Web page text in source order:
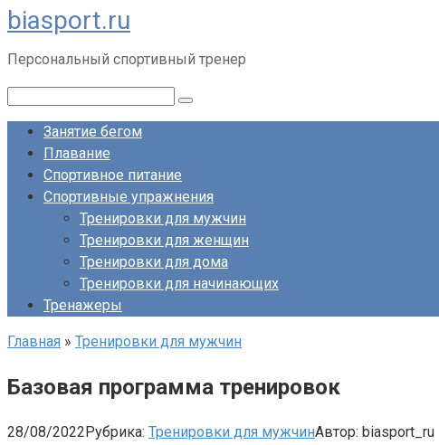
Перейти
к
контенту
biasport.ru
Персональный спортивный тренер
Занятие бегом
Плавание
Спортивное питание
Спортивные упражнения
Тренировки для мужчин
Тренировки для женщин
Тренировки для дома
Тренировки для начинающих
Тренажеры
Главная » Тренировки для мужчин
Базовая программа тренировок
28/08/2022Рубрика: Тренировки для мужчинАвтор: biasport_ru